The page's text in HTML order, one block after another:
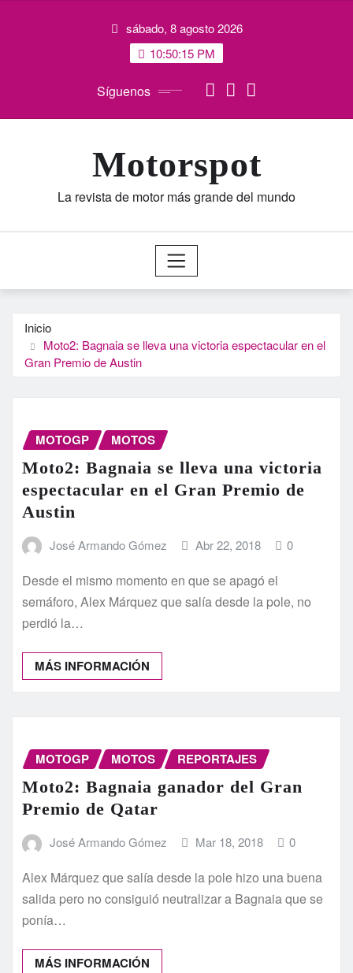
sábado, 8 agosto 2026
10:50:15 PM
Síguenos
Motorspot
La revista de motor más grande del mundo
Inicio
Moto2: Bagnaia se lleva una victoria espectacular en el
Gran Premio de Austin
MOTOGP MOTOS
Moto2: Bagnaia se lleva una victoria
espectacular en el Gran Premio de
Austin
José Armando Gómez Abr 22, 2018 0
Desde el mismo momento en que se apagó el
semáforo, Alex Márquez que salía desde la pole, no
perdió la…
MÁS INFORMACIÓN
MOTOGP MOTOS REPORTAJES
Moto2: Bagnaia ganador del Gran
Premio de Qatar
José Armando Gómez Mar 18, 2018 0
Alex Márquez que salía desde la pole hizo una buena
salida pero no consiguió neutralizar a Bagnaia que se
ponía…
MÁS INFORMACIÓN